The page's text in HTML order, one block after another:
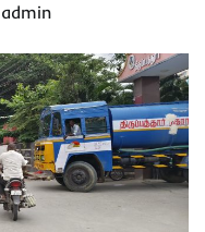
admin